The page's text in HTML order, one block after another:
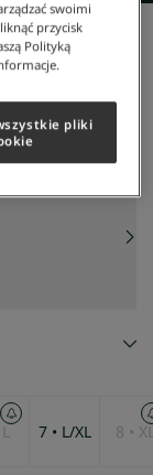
Okrągłym Kolnierzykiem
7 • L/XL 8 •
swoimi
przycisk
Polityką
pliki